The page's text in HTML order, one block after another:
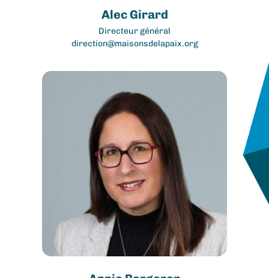
Alec Girard
Directeur général
direction@maisonsdelapaix.org